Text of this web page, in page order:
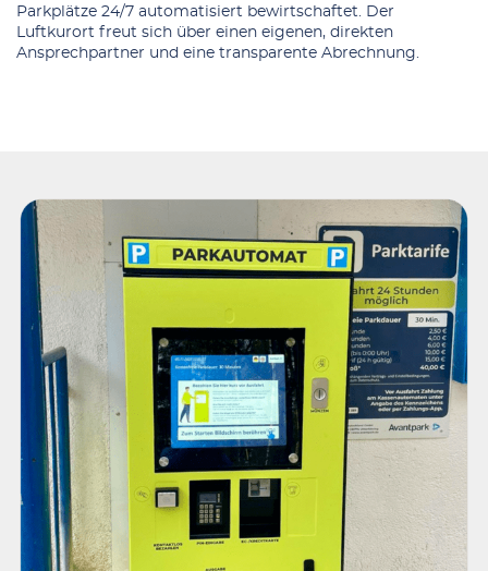
Parkplätze 24/7 automatisiert bewirtschaftet. Der
Luftkurort freut sich über einen eigenen, direkten
Ansprechpartner und eine transparente Abrechnung.